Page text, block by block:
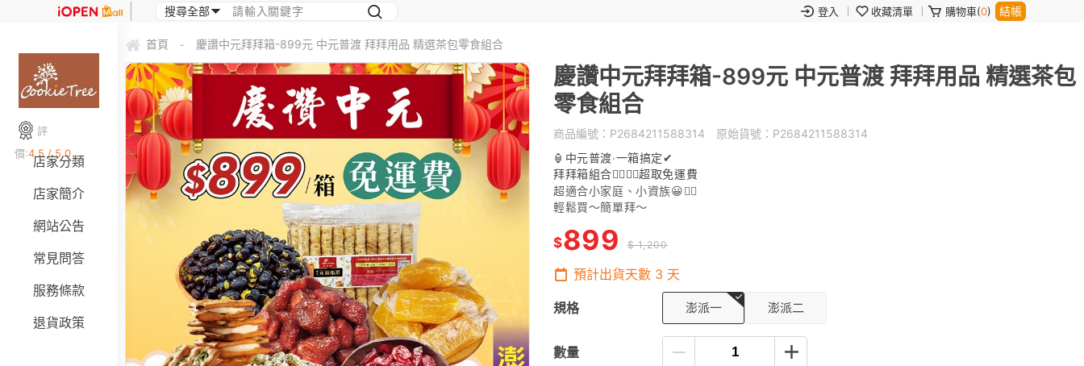
登入 收藏清單 購物車(0) 結帳
評
價:4.5 / 5.0
店家分類
店家簡介
網站公告
常見問答
服務條款
退貨政策
首頁 - 慶讚中元拜拜箱-899元 中元普渡 拜拜用品 精選茶包零食組合
慶讚中元拜拜箱-899元 中元普渡 拜拜用品 精選茶包
零食組合
商品編號： P2684211588314 原始貨號： P2684211588314
🏮中元普渡‧一箱搞定✔
拜拜箱組合👉🏻👉🏻超取免運費
超適合小家庭、小資族😀✌🏻
輕鬆買～簡單拜～
$899 $ 1,200
預計出貨天數 3 天
規格 澎派一 澎派二
數量